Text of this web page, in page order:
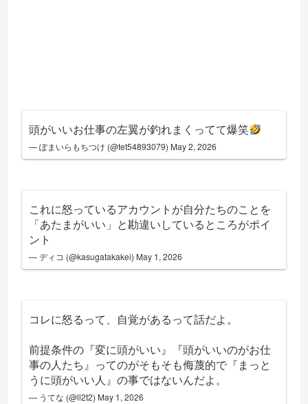
頭がいいお仕事の左翼が釣れまくってて爆笑
— ぽまいらもちつけ (@tet54893079) May 2, 2026
これに怒っているアカウントが自分たちのことを
「あたまがいい」と勘違いしているところがポイ
ント
— ディコ (@kasugatakakei) May 1, 2026
コレに怒るって、自覚があるって話だよ。
前提条件の『変に頭がいい』『頭がいいのがお仕
事の人たち』ってのがそもそも侮蔑的で『まっと
うに頭がいい人』の事ではないんだよ。
— うてな (@ll2t2) May 1, 2026